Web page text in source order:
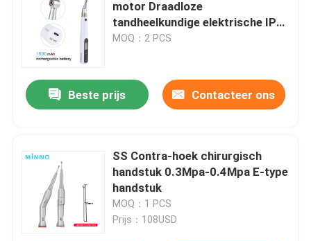
Thuis
Over ons
Fabrieksreis
motor Draadloze
tandheelkundige elektrische IPR-
systeem Tandheelkundige
MOQ：2 PCS
Beste prijs Contacteer ons
SS Contra-hoek chirurgisch
handstuk 0.3Mpa-0.4Mpa E-type
handstuk
MOQ：1 PCS
Prijs：108USD